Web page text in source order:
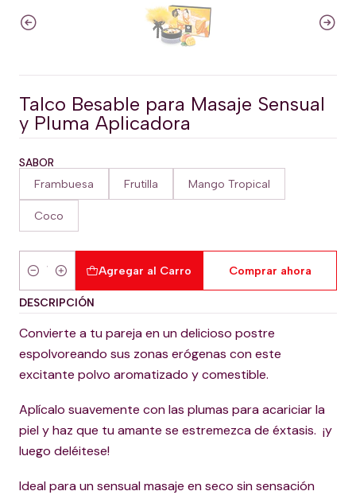
Talco Besable para Masaje Sensual
y Pluma Aplicadora
SABOR
Frambuesa Frutilla Mango Tropical
Coco
Cantidad
Agregar al Carro Comprar ahora
DESCRIPCIÓN
Convierte a tu pareja en un delicioso postre
espolvoreando sus zonas erógenas con este
excitante polvo aromatizado y comestible.
Aplícalo suavemente con las plumas para acariciar la
piel y haz que tu amante se estremezca de éxtasis. ¡y
luego deléitese!
Ideal para un sensual masaje en seco sin sensación